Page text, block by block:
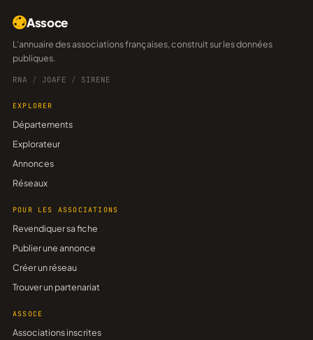
Assoce
L'annuaire des associations françaises, construit sur les données
publiques.
RNA / JOAFE / SIRENE
EXPLORER
Départements
Explorateur
Annonces
Réseaux
POUR LES ASSOCIATIONS
Revendiquer sa fiche
Publier une annonce
Créer un réseau
Trouver un partenariat
ASSOCE
Associations inscrites